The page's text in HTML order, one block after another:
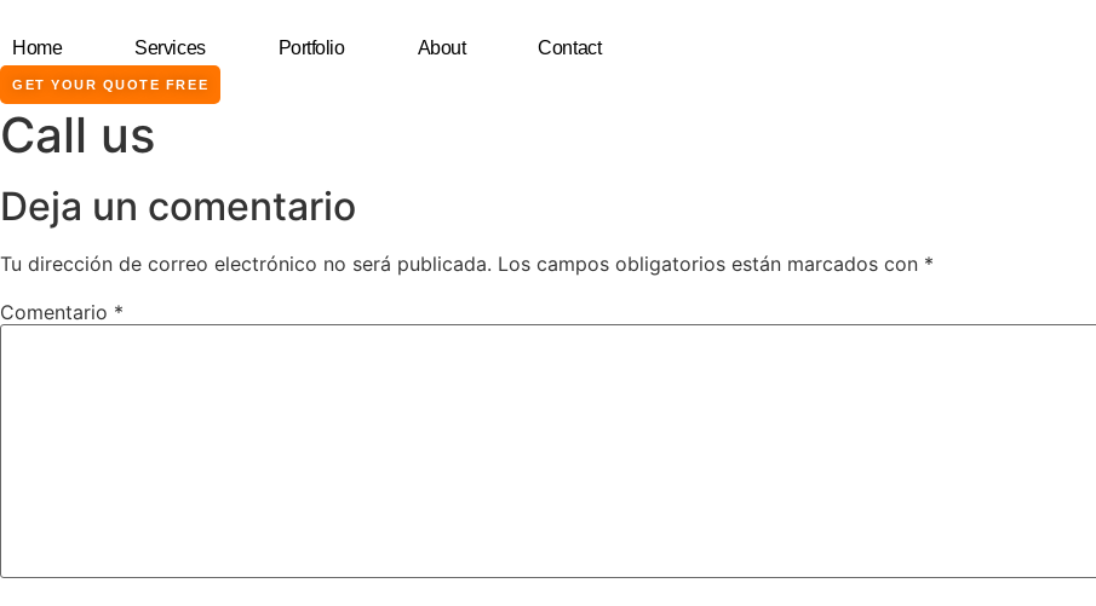
Home Services Portfolio About Contact
GET YOUR QUOTE FREE
Call us
Deja un comentario
Tu dirección de correo electrónico no será publicada. Los campos obligatorios están marcados con *
Comentario *